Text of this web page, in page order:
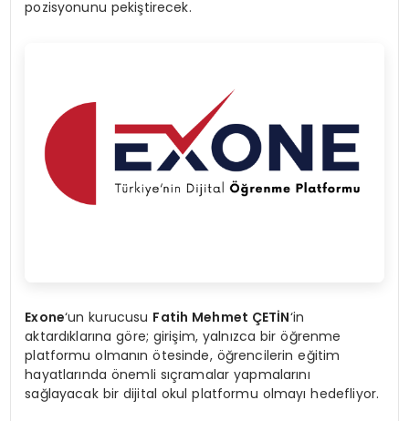
pozisyonunu pekiştirecek.
Exone‘un kurucusu Fatih Mehmet ÇETİN‘in
aktardıklarına göre; girişim, yalnızca bir öğrenme
platformu olmanın ötesinde, öğrencilerin eğitim
hayatlarında önemli sıçramalar yapmalarını
sağlayacak bir dijital okul platformu olmayı hedefliyor.